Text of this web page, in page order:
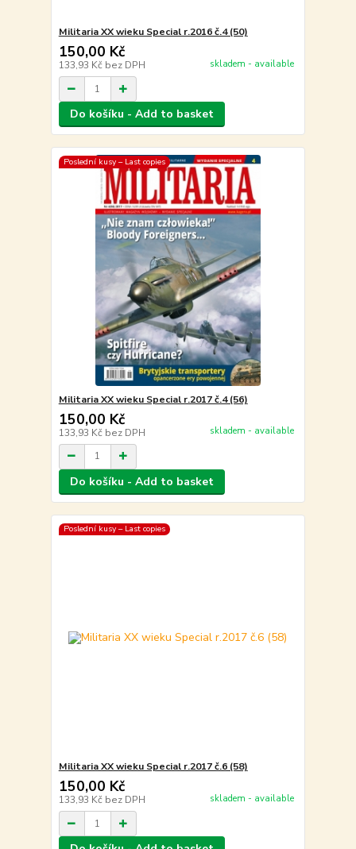
Militaria XX wieku Special r.2016 č.4 (50)
150,00 Kč
133,93 Kč bez DPH skladem - available
Do košíku - Add to basket
Poslední kusy – Last copies
Militaria XX wieku Special r.2017 č.4 (56)
150,00 Kč
133,93 Kč bez DPH skladem - available
Do košíku - Add to basket
Poslední kusy – Last copies
Militaria XX wieku Special r.2017 č.6 (58)
150,00 Kč
133,93 Kč bez DPH skladem - available